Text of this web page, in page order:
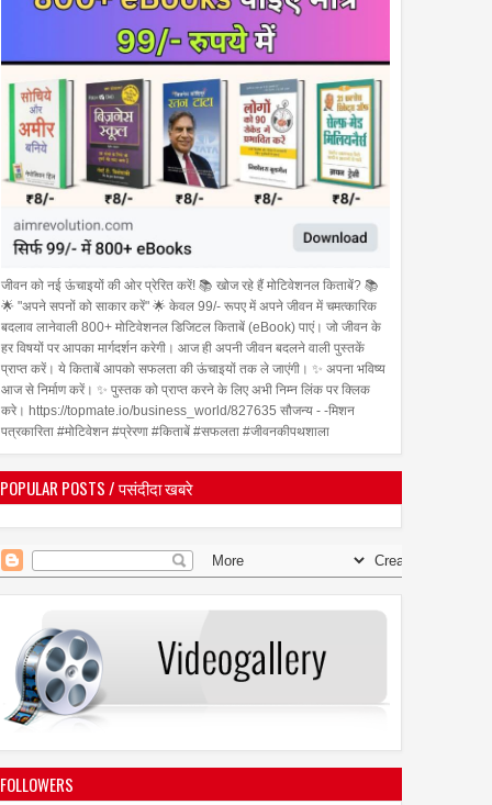
जीवन को नई ऊंचाइयों की ओर प्रेरित करें! 📚 खोज रहे हैं मोटिवेशनल किताबें? 📚
🌟 "अपने सपनों को साकार करें" 🌟 केवल 99/- रूपए में अपने जीवन में चमत्कारिक
बदलाव लानेवाली 800+ मोटिवेशनल डिजिटल किताबें (eBook) पाएं। जो जीवन के
हर विषयों पर आपका मार्गदर्शन करेगी। आज ही अपनी जीवन बदलने वाली पुस्तकें
प्राप्त करें। ये किताबें आपको सफलता की ऊंचाइयों तक ले जाएंगी। ✨ अपना भविष्य
आज से निर्माण करें। ✨ पुस्तक को प्राप्त करने के लिए अभी निम्न लिंक पर क्लिक
करे। https://topmate.io/business_world/827635 सौजन्य - -मिशन
पत्रकारिता #मोटिवेशन #प्रेरणा #किताबें #सफलता #जीवनकीपथशाला
POPULAR POSTS / पसंदीदा खबरे
FOLLOWERS